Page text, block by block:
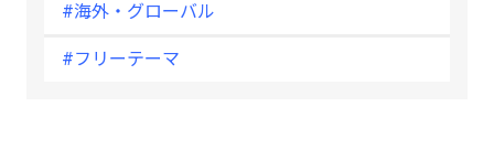
#海外・グローバル
#フリーテーマ